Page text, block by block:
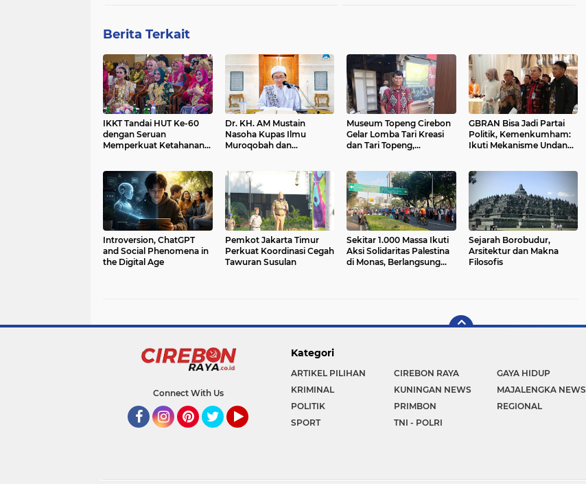
Berita Terkait
IKKT Tandai HUT Ke-60
dengan Seruan
Memperkuat Ketahanan
Dr. KH. AM Mustain
Nasoha Kupas Ilmu
Muroqobah dan
Museum Topeng Cirebon
Gelar Lomba Tari Kreasi
dan Tari Topeng,
GBRAN Bisa Jadi Partai
Politik, Kemenkumham:
Ikuti Mekanisme Undang-
Introversion, ChatGPT
and Social Phenomena in
the Digital Age
Pemkot Jakarta Timur
Perkuat Koordinasi Cegah
Tawuran Susulan
Sekitar 1.000 Massa Ikuti
Aksi Solidaritas Palestina
di Monas, Berlangsung
Sejarah Borobudur,
Arsitektur dan Makna
Filosofis
Connect With Us
Kategori
ARTIKEL PILIHAN CIREBON RAYA GAYA HIDUP
KRIMINAL
KUNINGAN NEWS MAJALENGKA NEWS
POLITIK
PRIMBON REGIONAL
SPORT
TNI - POLRI